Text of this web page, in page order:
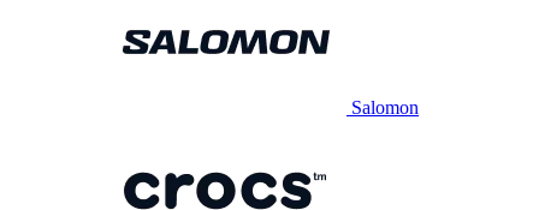
Salomon